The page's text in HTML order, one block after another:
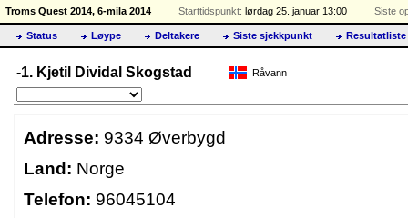
Troms Quest 2014, 6-mila 2014 Starttidspunkt: lørdag 25. januar 13:00 Siste
Status Løype Deltakere Siste sjekkpunkt Resultatliste
-1. Kjetil Dividal Skogstad Råvann
Adresse: 9334 Øverbygd
Land: Norge
Telefon: 96045104